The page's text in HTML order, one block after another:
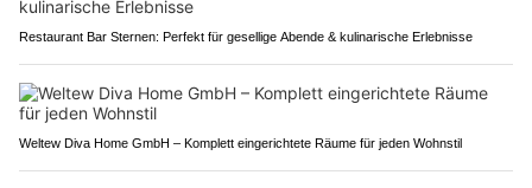
Restaurant Bar Sternen: Perfekt für gesellige Abende & kulinarische Erlebnisse
Weltew Diva Home GmbH – Komplett eingerichtete Räume für jeden Wohnstil